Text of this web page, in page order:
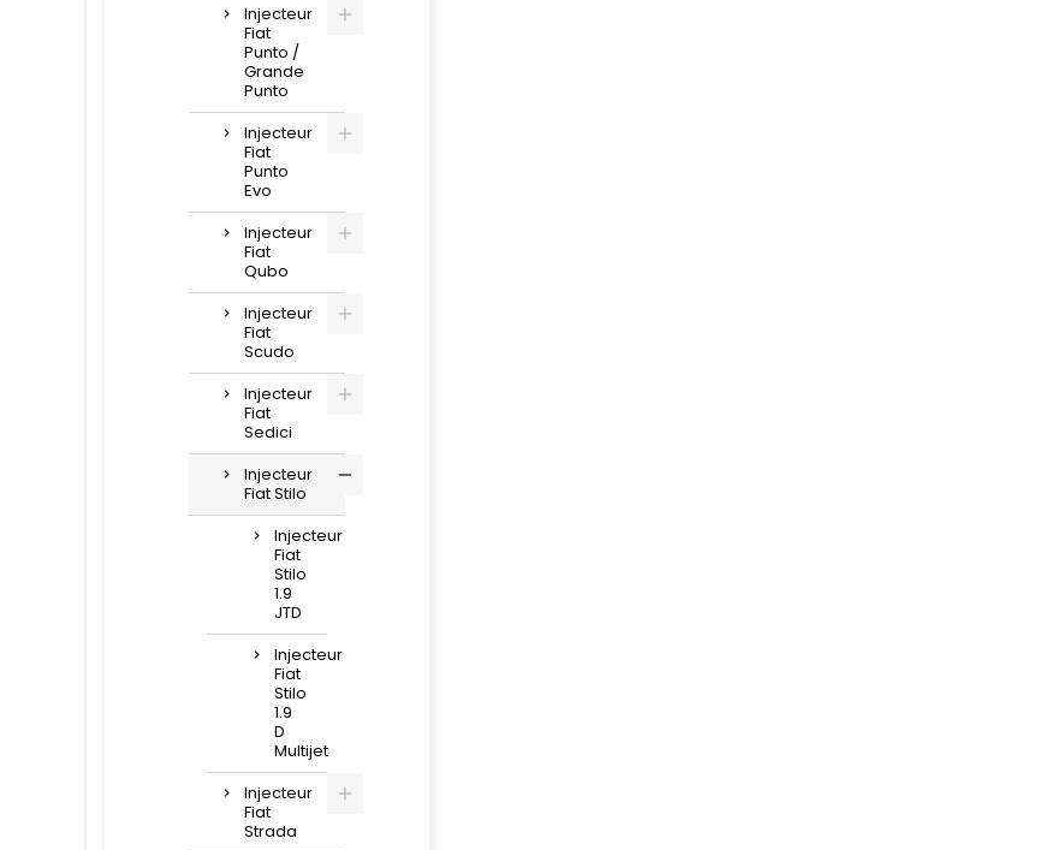
Injecteur
Fiat
Punto /
Grande
Punto
Injecteur
Fiat
Punto
Evo
Injecteur
Fiat
Qubo
Injecteur
Fiat
Scudo
Injecteur
Fiat
Sedici
Injecteur
Fiat Stilo
Injecteur
Fiat
Stilo
1.9
JTD
Injecteur
Fiat
Stilo
1.9
D
Multijet
Injecteur
Fiat
Strada